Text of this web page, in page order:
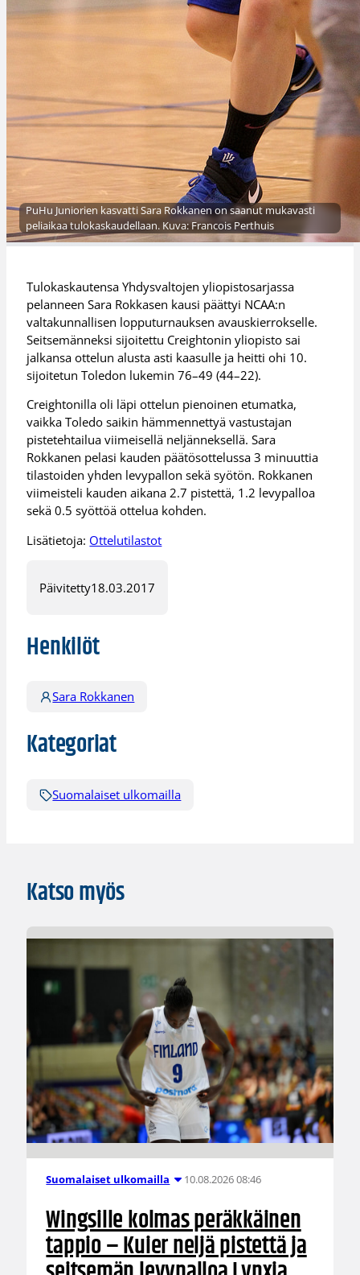
PuHu Juniorien kasvatti Sara Rokkanen on saanut mukavasti
peliaikaa tulokaskaudellaan. Kuva: Francois Perthuis
Tulokaskautensa Yhdysvaltojen yliopistosarjassa
pelanneen Sara Rokkasen kausi päättyi NCAA:n
valtakunnallisen lopputurnauksen avauskierrokselle.
Seitsemänneksi sijoitettu Creightonin yliopisto sai
jalkansa ottelun alusta asti kaasulle ja heitti ohi 10.
sijoitetun Toledon lukemin 76–49 (44–22).
Creightonilla oli läpi ottelun pienoinen etumatka,
vaikka Toledo saikin hämmennettyä vastustajan
pistetehtailua viimeisellä neljänneksellä. Sara
Rokkanen pelasi kauden päätösottelussa 3 minuuttia
tilastoiden yhden levypallon sekä syötön. Rokkanen
viimeisteli kauden aikana 2.7 pistettä, 1.2 levypalloa
sekä 0.5 syöttöä ottelua kohden.
Lisätietoja: Ottelutilastot
Päivitetty18.03.2017
Henkilöt
Sara Rokkanen
Kategoriat
Suomalaiset ulkomailla
Katso myös
Suomalaiset ulkomailla 10.08.2026 08:46
Wingsille kolmas peräkkäinen
tappio – Kuier neljä pistettä ja